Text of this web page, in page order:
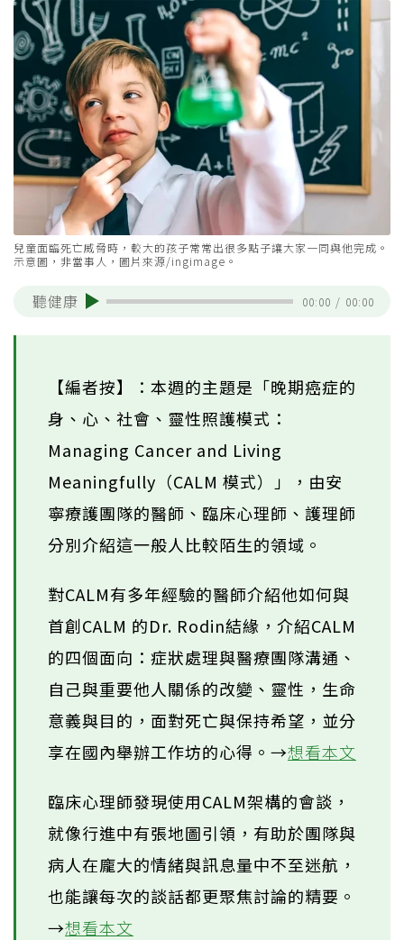
兒童面臨死亡威脅時，較大的孩子常常出很多點子讓大家一同與他完成。
示意圖，非當事人，圖片來源/ingimage。
聽健康 00:00 / 00:00
【編者按】：本週的主題是「晚期癌症的
身、心、社會、靈性照護模式：
Managing Cancer and Living
Meaningfully（CALM 模式）」，由安
寧療護團隊的醫師、臨床心理師、護理師
分別介紹這一般人比較陌生的領域。
對CALM有多年經驗的醫師介紹他如何與
首創CALM 的Dr. Rodin結緣，介紹CALM
的四個面向：症狀處理與醫療團隊溝通、
自己與重要他人關係的改變、靈性，生命
意義與目的，面對死亡與保持希望，並分
享在國內舉辦工作坊的心得。→想看本文
臨床心理師發現使用CALM架構的會談，
就像行進中有張地圖引領，有助於團隊與
病人在龐大的情緒與訊息量中不至迷航，
也能讓每次的談話都更聚焦討論的精要。
→想看本文